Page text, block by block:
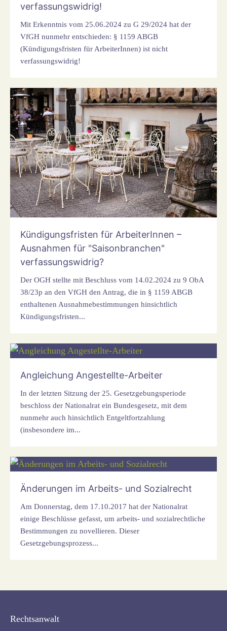
verfassungswidrig!
Mit Erkenntnis vom 25.06.2024 zu G 29/2024 hat der
VfGH nunmehr entschieden: § 1159 ABGB
(Kündigungsfristen für ArbeiterInnen) ist nicht
verfassungswidrig!
Kündigungsfristen für ArbeiterInnen –
Ausnahmen für "Saisonbranchen"
verfassungswidrig?
Der OGH stellte mit Beschluss vom 14.02.2024 zu 9 ObA
38/23p an den VfGH den Antrag, die in § 1159 ABGB
enthaltenen Ausnahmebestimmungen hinsichtlich
Kündigungsfristen...
Angleichung Angestellte-Arbeiter
In der letzten Sitzung der 25. Gesetzgebungsperiode
beschloss der Nationalrat ein Bundesgesetz, mit dem
nunmehr auch hinsichtlich Entgeltfortzahlung
(insbesondere im...
Änderungen im Arbeits- und Sozialrecht
Am Donnerstag, dem 17.10.2017 hat der Nationalrat
einige Beschlüsse gefasst, um arbeits- und sozialrechtliche
Bestimmungen zu novellieren. Dieser
Gesetzgebungsprozess...
Rechtsanwalt